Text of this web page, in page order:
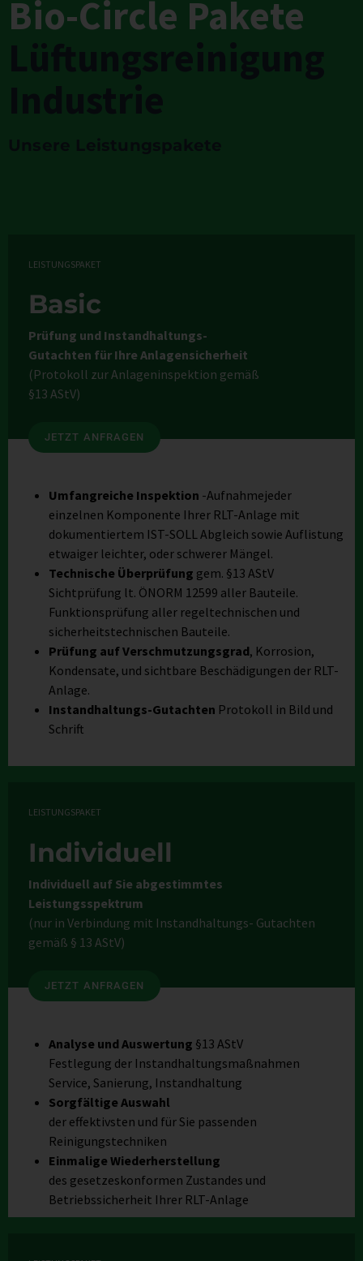
Bio-Circle Pakete
LEISTUNGSPAKET
Basic
Prüfung und Instandhaltungs-
Gutachten für Ihre Anlagensicherheit
(Protokoll zur Anlageninspektion gemäß
§13 AStV)
JETZT ANFRAGEN
Umfangreiche Inspektion -Aufnahmejeder
einzelnen Komponente Ihrer RLT-Anlage mit
dokumentiertem IST-SOLL Abgleich sowie Auflistung
etwaiger leichter, oder schwerer Mängel.
Technische Überprüfung gem. §13 AStV
Sichtprüfung lt. ÖNORM 12599 aller Bauteile.
Funktionsprüfung aller regeltechnischen und
sicherheitstechnischen Bauteile.
Prüfung auf Verschmutzungsgrad, Korrosion,
Kondensate, und sichtbare Beschädigungen der RLT-
Anlage.
Instandhaltungs-Gutachten Protokoll in Bild und
Schrift
LEISTUNGSPAKET
Individuell
Individuell auf Sie abgestimmtes
Leistungsspektrum
(nur in Verbindung mit Instandhaltungs- Gutachten
gemäß § 13 AStV)
JETZT ANFRAGEN
Analyse und Auswertung §13 AStV
Festlegung der Instandhaltungsmaßnahmen
Service, Sanierung, Instandhaltung
Sorgfältige Auswahl
der effektivsten und für Sie passenden
Reinigungstechniken
Einmalige Wiederherstellung
des gesetzeskonformen Zustandes und
Betriebssicherheit Ihrer RLT-Anlage